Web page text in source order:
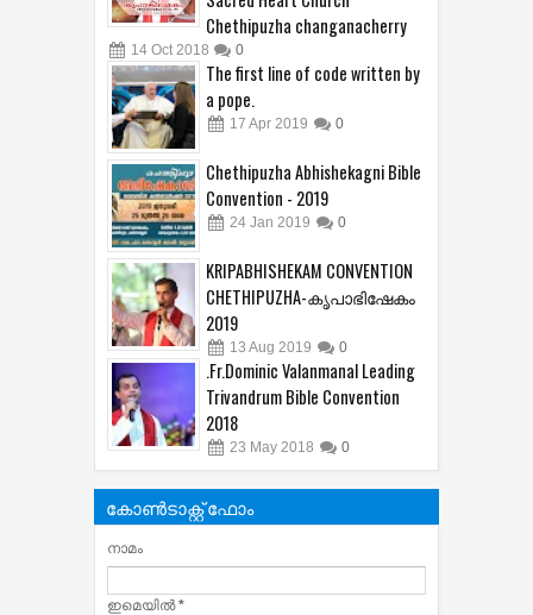
Chethipuzha changanacherry
14 Oct 2018 0
The first line of code written by
a pope.
17 Apr 2019 0
Chethipuzha Abhishekagni Bible
Convention - 2019
24 Jan 2019 0
KRIPABHISHEKAM CONVENTION
CHETHIPUZHA-കൃപാഭിഷേകം
2019
13 Aug 2019 0
.Fr.Dominic Valanmanal Leading
Trivandrum Bible Convention
2018
23 May 2018 0
കോൺടാക്റ്റ് ഫോം
നാമം
ഇമെയില്‍*